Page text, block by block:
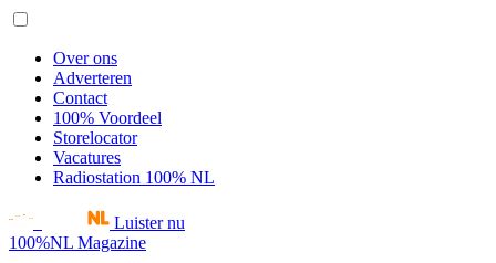
Over ons
Adverteren
Contact
100% Voordeel
Storelocator
Vacatures
Radiostation 100% NL
Luister nu
100%NL Magazine